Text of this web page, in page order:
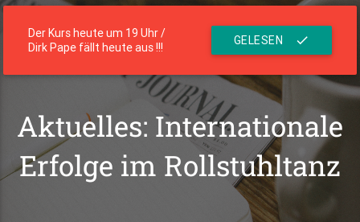
Der Kurs heute um 19 Uhr /
Dirk Pape fällt heute aus !!!
GELESEN check
Die Residenz
menu
Aktuelles: Internationale
Erfolge im Rollstuhltanz